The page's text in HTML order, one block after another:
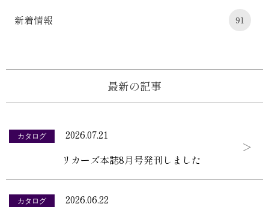
新着情報 91
最新の記事
カタログ
2026.07.21
リカーズ本誌8月号発刊しました
カタログ
2026.06.22